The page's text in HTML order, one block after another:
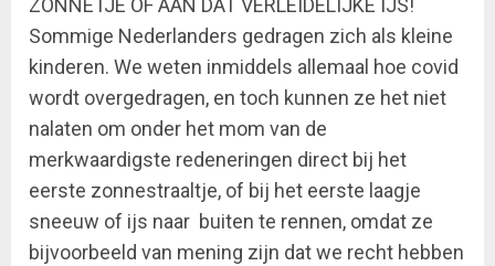
ZONNETJE OF AAN DAT VERLEIDELIJKE IJS!
Sommige Nederlanders gedragen zich als kleine
kinderen. We weten inmiddels allemaal hoe covid
wordt overgedragen, en toch kunnen ze het niet
nalaten om onder het mom van de
merkwaardigste redeneringen direct bij het
eerste zonnestraaltje, of bij het eerste laagje
sneeuw of ijs naar buiten te rennen, omdat ze
bijvoorbeeld van mening zijn dat we recht hebben